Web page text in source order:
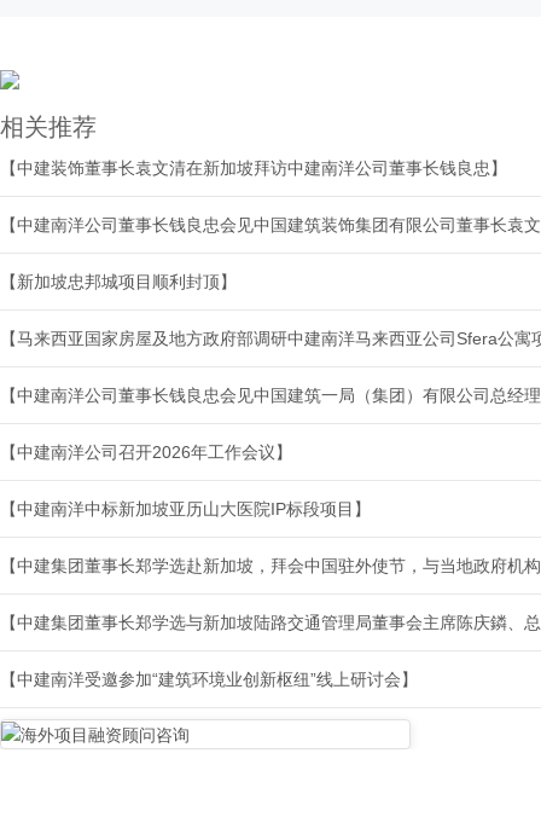
相关推荐
【中建装饰董事长袁文清在新加坡拜访中建南洋公司董事长钱良忠】
【中建南洋公司董事长钱良忠会见中国建筑装饰集团有限公司董事长袁
【新加坡忠邦城项目顺利封顶】
【马来西亚国家房屋及地方政府部调研中建南洋马来西亚公司Sfera公寓
【中建南洋公司召开2026年工作会议】
【中建南洋中标新加坡亚历山大医院IP标段项目】
【中建南洋受邀参加“建筑环境业创新枢纽”线上研讨会】